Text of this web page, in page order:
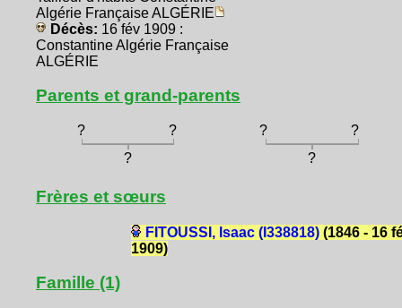
Algérie Française ALGÉRIE
Décès: 16 fév 1909 :
Constantine Algérie Française
ALGÉRIE
Parents et grand-parents
? ? ?
?
?
?
Frères et sœurs
FITOUSSI, Isaac (I338818)(1846 - 16
1909)
Famille (1)